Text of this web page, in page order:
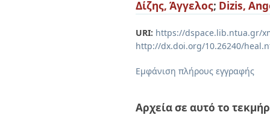
Δίζης, Άγγελος; Dizis,
URI: https://dspace.lib.ntua.gr/
http://dx.doi.org/10.26240/
Εμφάνιση πλήρους εγγραφής
Αρχεία σε αυτό το